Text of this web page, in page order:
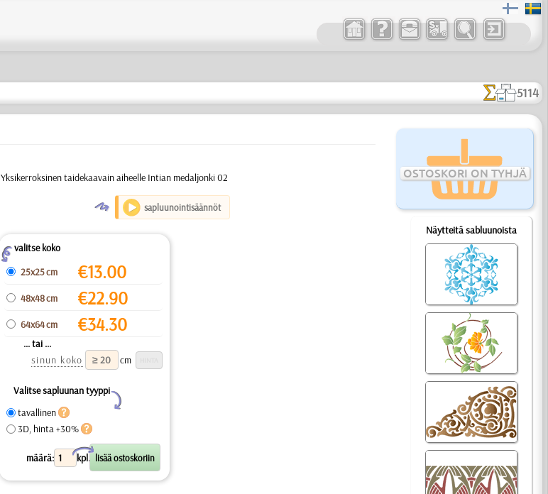
5114
OSTOSKORI ON TYHJÄ
Näytteitä sabluunoista
Yksikerroksinen taidekaavain aiheelle Intian medaljonki 02
O sapluunointisäännöt
Zvalitse koko
25x25 cm
€13.00
48x48 cm €22.90
64x64 cm €34.30
... tai ...
sinun koko
cm
Valitse sapluunan tyyppi
Y
tavallinen
3D, hinta +30%
määrä: kpl.
X